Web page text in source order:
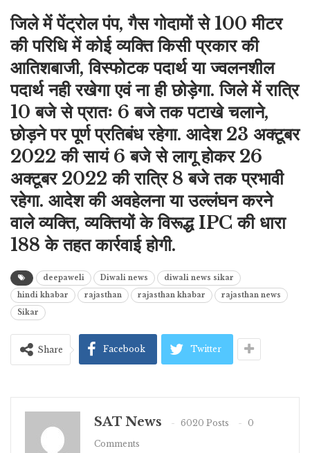
जिले में पेंट्रोल पंप, गैस गोदामों से 100 मीटर
की परिधि में कोई व्यक्ति किसी प्रकार की
आतिशबाजी, विस्फोटक पदार्थ या ज्वलनशील
पदार्थ नही रखेगा एवं ना ही छोड़ेगा. जिले में रात्रि
10 बजे से प्रातः 6 बजे तक पटाखे चलाने,
छोड़ने पर पूर्ण प्रतिबंध रहेगा. आदेश 23 अक्टूबर
2022 की सायं 6 बजे से लागू होकर 26
अक्टूबर 2022 की रात्रि 8 बजे तक प्रभावी
रहेगा. आदेश की अवहेलना या उल्लंघन करने
वाले व्यक्ति, व्यक्तियों के विरूद्ध IPC की धारा
188 के तहत कार्रवाई होगी.
deepaweli Diwali news
diwali news sikar
hindi khabar
rajasthan rajasthan khabar
rajasthan news
Sikar
Share Facebook Twitter
SAT News 6020 Posts
0
Comments